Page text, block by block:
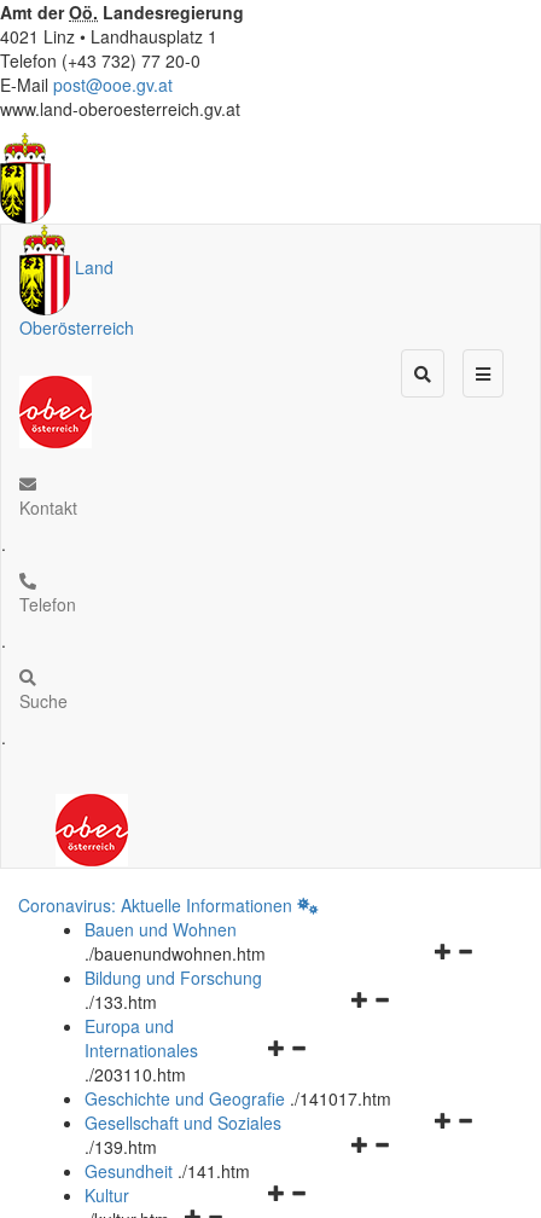
Amt derOö. Landesregierung
4021 Linz • Landhausplatz 1
Telefon (+43 732) 77 20-0
E-Mail post@ooe.gv.at
www.land-oberoesterreich.gv.at
Land
Oberösterreich
Kontakt
.
Telefon
.
Suche
.
Coronavirus: Aktuelle Informationen
Bauen und Wohnen
./bauenundwohnen.htm
Navigationsmenü
Bildung und Forschung
./133.htm
Navigationsmenü
und
schließen
Europa und
Internationales
./203110.htm
Geschichte und Geografie ./141017.htm
Navigationsmenü
Gesellschaft und Soziales
./139.htm
Navigationsmenü
Gesundheit ./141.htm
Kultur